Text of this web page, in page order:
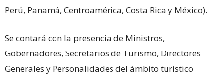
Perú, Panamá, Centroamérica, Costa Rica y México).
Se contará con la presencia de Ministros,
Gobernadores, Secretarios de Turismo, Directores
Generales y Personalidades del ámbito turístico